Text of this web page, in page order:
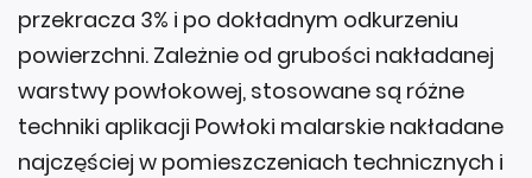
przekracza 3% i po dokładnym odkurzeniu
powierzchni. Zależnie od grubości nakładanej
warstwy powłokowej, stosowane są różne
techniki aplikacji Powłoki malarskie nakładane
najczęściej w pomieszczeniach technicznych i